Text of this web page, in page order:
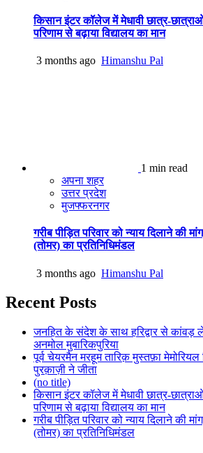
किसान इंटर कॉलेज में मेधावी छात्र-छात्राओं
परिणाम से बढ़ाया विद्यालय का मान
3 months ago Himanshu Pal
1 min read
अपना शहर
उत्तर प्रदेश
मुजफ्फरनगर
गरीब पीड़ित परिवार को न्याय दिलाने की
(तोमर) का प्रतिनिधिमंडल
3 months ago Himanshu Pal
Recent Posts
जनहित के संदेश के साथ हरिद्वार से कांवड़
अनमोल मुबारिकपुरिया
पूर्व चेयरमैन मरहूम तारिक़ मुस्तफ़ा
पुरक़ाज़ी ने जीता
(no title)
किसान इंटर कॉलेज में मेधावी छात्र-छात्राओं
परिणाम से बढ़ाया विद्यालय का मान
गरीब पीड़ित परिवार को न्याय दिलाने की
(तोमर) का प्रतिनिधिमंडल